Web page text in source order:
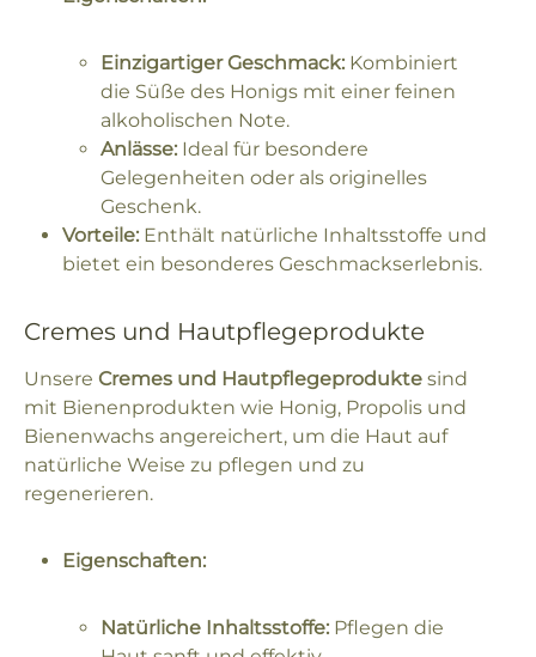
Einzigartiger Geschmack: Kombiniert
die Süße des Honigs mit einer feinen
alkoholischen Note.
Anlässe: Ideal für besondere
Gelegenheiten oder als originelles
Geschenk.
Vorteile: Enthält natürliche Inhaltsstoffe und
bietet ein besonderes Geschmackserlebnis.
Cremes und Hautpflegeprodukte
Unsere Cremes und Hautpflegeprodukte sind
mit Bienenprodukten wie Honig, Propolis und
Bienenwachs angereichert, um die Haut auf
natürliche Weise zu pflegen und zu
regenerieren.
Eigenschaften:
Natürliche Inhaltsstoffe: Pflegen die